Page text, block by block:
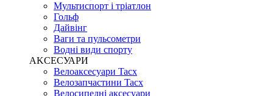
Мультиспорт і тріатлон
Гольф
Дайвінг
Ваги та пульсометри
Водні види спорту
AKCЕСУАРИ
Велоаксесуари Tacx
Велозапчастини Tacx
Велосипедні аксесуари